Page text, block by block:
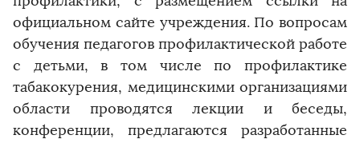
официальном сайте учреждения. По вопросам
обучения педагогов профилактической работе
с детьми, в том числе по профилактике
табакокурения, медицинскими организациями
области проводятся лекции и беседы,
конференции, предлагаются разработанные